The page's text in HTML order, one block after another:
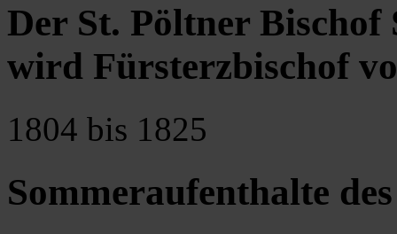
Der St. Pöltner
wird Fürsterzbischof
1804 bis 1825
Sommeraufenthalte